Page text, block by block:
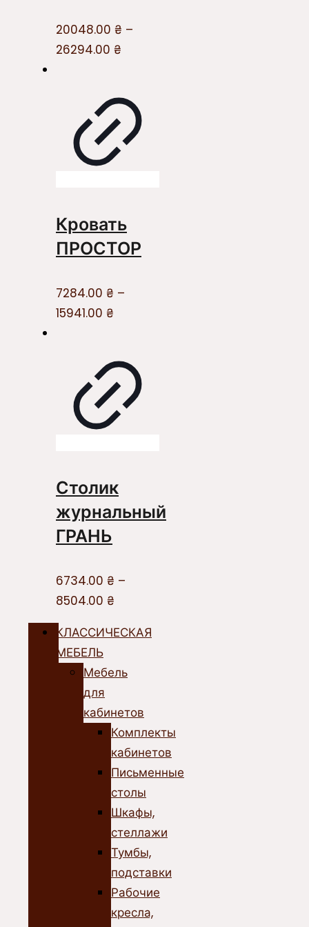
20048.00 ₴ –
26294.00 ₴
Кровать
ПРОСТОР
7284.00 ₴ –
15941.00 ₴
Столик
журнальный
ГРАНЬ
6734.00 ₴ –
8504.00 ₴
КЛАССИЧЕСКАЯ
МЕБЕЛЬ
Мебель
для
кабинетов
Комплекты
кабинетов
Письменные
столы
Шкафы,
стеллажи
Тумбы,
подставки
Рабочие
кресла,